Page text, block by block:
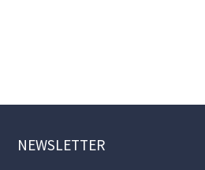
NEWSLETTER